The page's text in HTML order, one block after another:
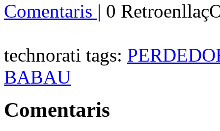
Comentaris | 0
technorati tags:
BABAU
Comentaris